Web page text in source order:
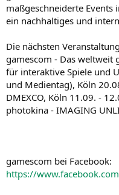
maßgeschneiderte
ein nachhaltiges und
Die nächsten
gamescom - Das weltweit
für interaktive Spiele und
und Medientag), Köln
DMEXCO, Köln 11.09. -
photokina - IMAGING
gamescom bei Facebook:
https://